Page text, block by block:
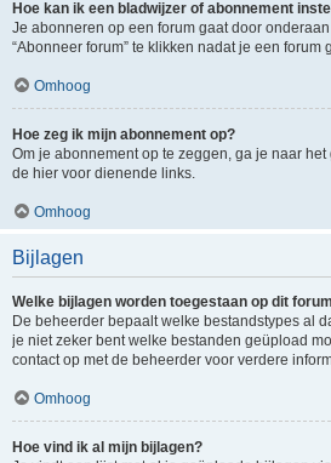
Hoe kan ik een bladwijzer of abonnement
Je abonneren op een forum gaat door
“Abonneer forum” te klikken nadat je een forum
Omhoog
Hoe zeg ik mijn abonnement op?
Om je abonnement op te zeggen, ga je naar
de hier voor dienende links.
Omhoog
Bijlagen
Welke bijlagen worden toegestaan op dit
De beheerder bepaalt welke bestandstypes al
je niet zeker bent welke bestanden geüpload
contact op met de beheerder voor verdere
Omhoog
Hoe vind ik al mijn bijlagen?